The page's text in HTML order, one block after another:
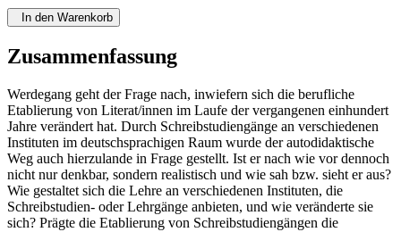
In den Warenkorb
Zusammenfassung
Werdegang geht der Frage nach, inwiefern sich die berufliche
Etablierung von Literat/innen im Laufe der vergangenen einhundert
Jahre verändert hat. Durch Schreibstudiengänge an verschiedenen
Instituten im deutschsprachigen Raum wurde der autodidaktische
Weg auch hierzulande in Frage gestellt. Ist er nach wie vor dennoch
nicht nur denkbar, sondern realistisch und wie sah bzw. sieht er aus?
Wie gestaltet sich die Lehre an verschiedenen Instituten, die
Schreibstudien- oder Lehrgänge anbieten, und wie veränderte sie
sich? Prägte die Etablierung von Schreibstudiengängen die